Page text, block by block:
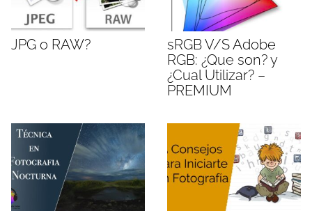
JPG o RAW?
sRGB V/S Adobe
RGB: ¿Que son? y
¿Cual Utilizar? –
PREMIUM